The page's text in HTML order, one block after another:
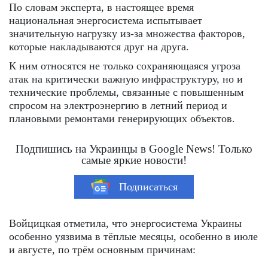
По словам эксперта, в настоящее время
национальная энергосистема испытывает
значительную нагрузку из-за множества факторов,
которые накладываются друг на друга.
К ним относятся не только сохраняющаяся угроза
атак на критически важную инфраструктуру, но и
технические проблемы, связанные с повышенным
спросом на электроэнергию в летний период и
плановыми ремонтами генерирующих объектов.
Подпишись на Украинцы в Google News! Только
самые яркие новости!
Подписаться
Войцицкая отметила, что энергосистема Украины
особенно уязвима в тёплые месяцы, особенно в июле
и августе, по трём основным причинам: